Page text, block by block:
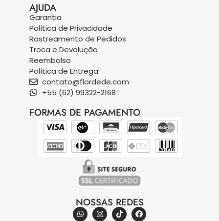
AJUDA
Garantia
Política de Privacidade
Rastreamento de Pedidos
Troca e Devolução
Reembolso
Política de Entrega
contato@flordede.com
+55 (62) 99322-2168
FORMAS DE PAGAMENTO
NOSSAS REDES